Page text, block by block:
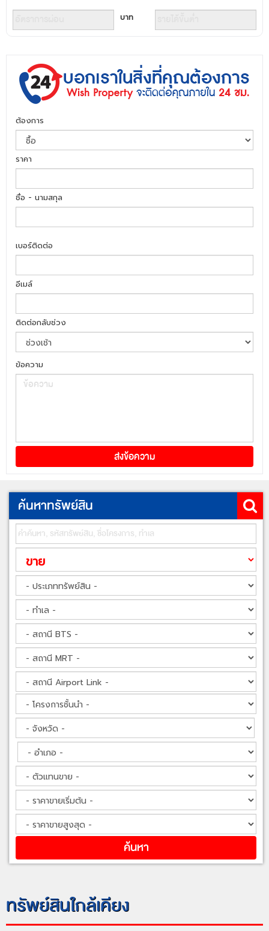
บาท
ต้องการ
ราคา
ชื่อ - นามสกุล
เบอร์ติดต่อ
อีเมล์
ติดต่อกลับช่วง
ข้อความ
ค้นหาทรัพย์สิน
ทรัพย์สินใกล้เคียง